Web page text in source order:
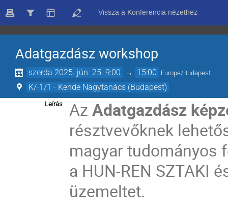
Vissza a Konferencia nézethez
Adatgazdász workshop
szerda 2025. jún. 25. 9:00 → 15:00 Europe/Budapest
K/-1/1 - Kende Nagytanács (Budapest)
Leírás AzAdatgazdász
résztvevőknek
magyar tudományos
a HUN-REN SZTAKI
üzemeltet.